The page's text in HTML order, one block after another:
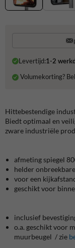
Levertijd:1-2
Volumekorting?
Hittebestendige
Biedt optimaal en
zware industriële
afmeting spiegel
helder
voor een
geschikt voor
inclusief
o.a. geschikt voor
muurbeugel / zie